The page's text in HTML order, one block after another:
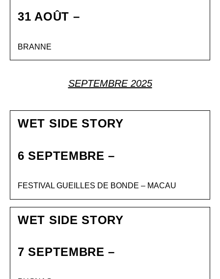
31 AOÛT –
BRANNE
SEPTEMBRE 2025
WET SIDE STORY
6 SEPTEMBRE –
FESTIVAL GUEILLES DE BONDE – MACAU
WET SIDE STORY
7 SEPTEMBRE –